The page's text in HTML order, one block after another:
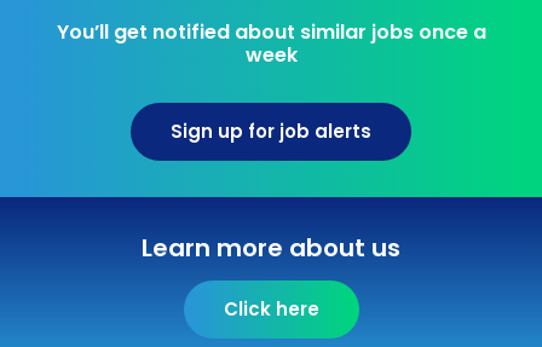
You’ll get notified about similar jobs once a
week
Sign up for job alerts
Learn more about us
Click here